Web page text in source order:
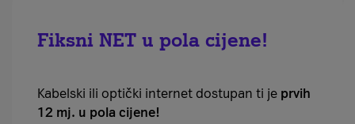
Fiksni NET u pola cijene!
Kabelski ili optički internet dostupan ti je prvih
12 mj. u pola cijene!